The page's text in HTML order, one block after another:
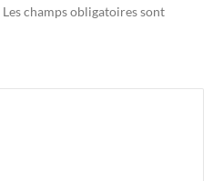
Les champs obligatoires sont